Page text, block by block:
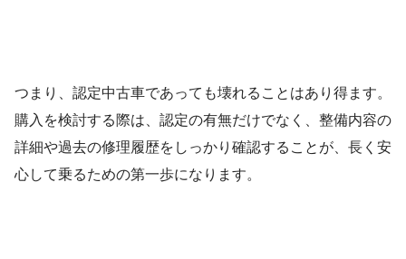
つまり、認定中古車であっても壊れることはあり得ます。
購入を検討する際は、認定の有無だけでなく、整備内容の
詳細や過去の修理履歴をしっかり確認することが、長く安
心して乗るための第一歩になります。